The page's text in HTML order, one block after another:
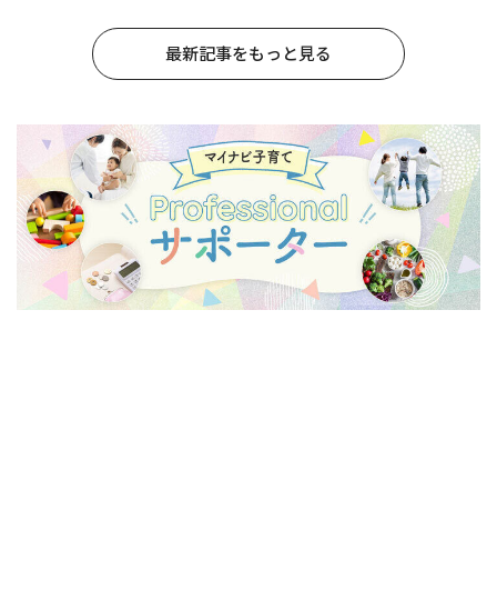
最新記事をもっと見る